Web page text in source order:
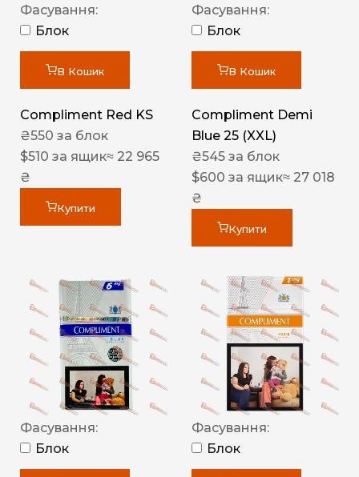
Фасування:
Блок
В Кошик
Compliment Red KS
₴550 за блок
$510 за ящик≈ 22 965
₴
Купити
Фасування:
Блок
В Кошик
Compliment Demi
Blue 25 (XXL)
₴545 за блок
$600 за ящик≈ 27 018
₴
Купити
Фасування:
Блок
Фасування:
Блок